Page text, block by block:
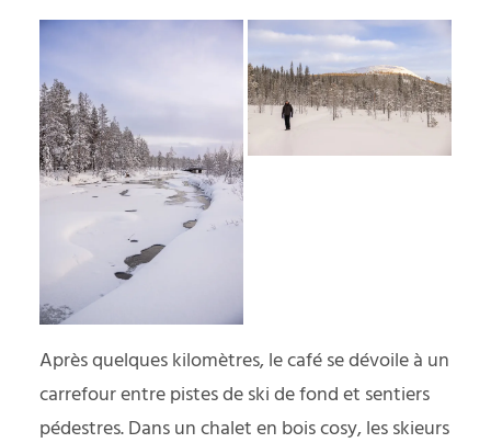
Après quelques kilomètres, le café se dévoile à un
carrefour entre pistes de ski de fond et sentiers
pédestres. Dans un chalet en bois cosy, les skieurs